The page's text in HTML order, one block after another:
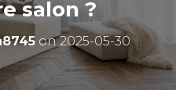
salon ?
on2025-05-30